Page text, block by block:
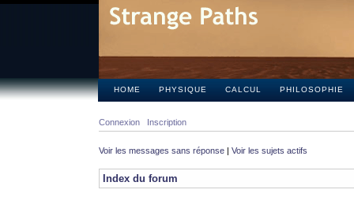
HOME PHYSIQUE CALCUL PHILOSOPHIE
Connexion Inscription
Voir les messages sans réponse | Voir les sujets actifs
Index du forum